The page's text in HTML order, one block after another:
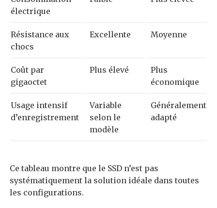
électrique
Résistance aux
chocs
Excellente Moyenne
Coût par
gigaoctet
Plus élevé
Plus
économique
Usage intensif
d’enregistrement
Variable
selon le
modèle
Généralement
adapté
Ce tableau montre que le SSD n’est pas
systématiquement la solution idéale dans toutes
les configurations.